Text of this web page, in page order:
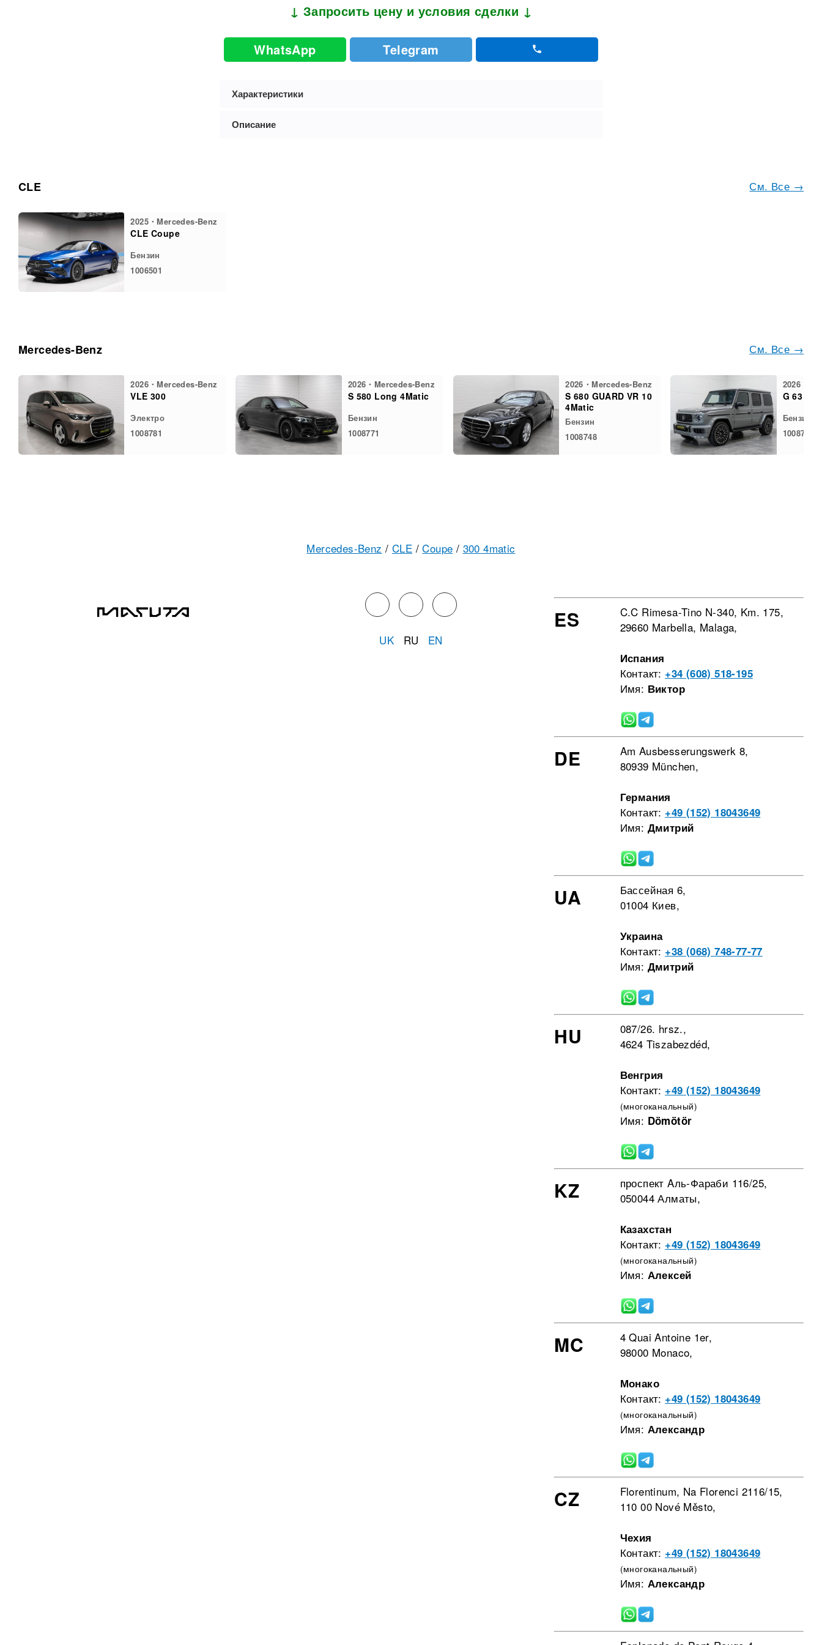
↓ Запросить цену и условия сделки ↓
WhatsApp Telegram
Характеристики
Описание
См. Все →
CLE
2025・Mercedes-Benz
CLE Coupe
Бензин
1006501
См. Все →
Mercedes-Benz
2026・Mercedes-Benz
VLE 300
Электро
1008781
2026・Mercedes-Benz
S 580 Long 4Matic
Бензин
1008771
2026・Mercedes-Benz
S 680 GUARD VR 10
4Matic
Бензин
1008748
2026・
G 63
Бензин
1008732
Mercedes-Benz / CLE / Coupe / 300 4matic
UK RU EN
ES
C.C Rimesa-Tino N-340, Km. 175,
29660 Marbella, Malaga,
Испания
Контакт: +34 (608) 518-195
Имя: Виктор
DE
Am Ausbesserungswerk 8,
80939 München,
Германия
Контакт: +49 (152) 18043649
Имя: Дмитрий
UA
Бассейная 6,
01004 Киев,
Украина
Контакт: +38 (068) 748-77-77
Имя: Дмитрий
HU
087/26. hrsz.,
4624 Tiszabezdéd,
Венгрия
Контакт: +49 (152) 18043649
(многоканальный)
Имя: Dömötör
KZ
проспект Aль-Фараби 116/25,
050044 Алматы,
Казахстан
Контакт: +49 (152) 18043649
(многоканальный)
Имя: Алексей
MC
4 Quai Antoine 1er,
98000 Monaco,
Монако
Контакт: +49 (152) 18043649
(многоканальный)
Имя: Александр
CZ
Florentinum, Na Florenci 2116/15,
110 00 Nové Město,
Чехия
Контакт: +49 (152) 18043649
(многоканальный)
Имя: Александр